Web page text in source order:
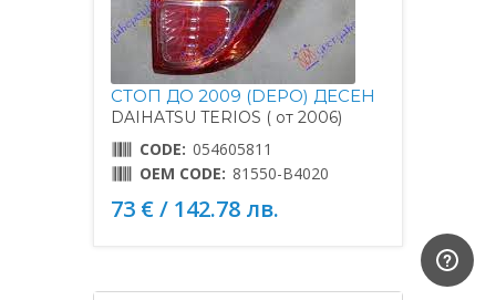
СТОП ДО 2009 (DEPO) ДЕСЕН
DAIHATSU TERIOS ( от 2006)
CODE: 054605811
OEM CODE: 81550-B4020
73 € / 142.78 лв.